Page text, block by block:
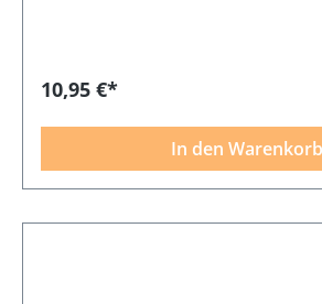
10,95 €*
In den Warenkorb